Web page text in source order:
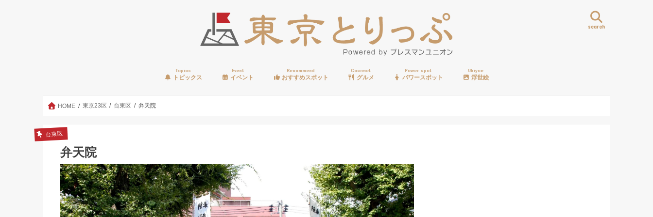
search
Topics
トピックス
Event
イベント
Recommend
おすすめスポット
Gourmet
グルメ
Power spot
パワースポット
Ukiyoe
浮世絵
HOME 東京23区 台東区 弁天院
台東区
弁天院